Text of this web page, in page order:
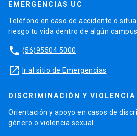
EMERGENCIAS UC
Teléfono en caso de accidente o
riesgo tu vida dentro de algún
phone (56)95504 5000
launch Ir al sitio de Emergencias
DISCRIMINACIÓN Y VIOLENCIA
Orientación y apoyo en casos de
género o violencia sexual.